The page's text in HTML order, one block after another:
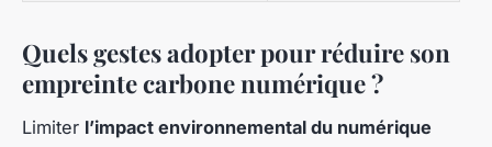
Quels gestes adopter pour réduire son
empreinte carbone numérique ?
Limiter l’impact environnemental du numérique